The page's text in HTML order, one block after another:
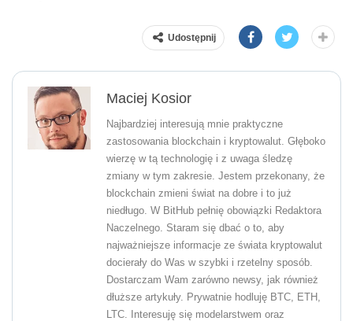
Udostępnij
Maciej Kosior
Najbardziej interesują mnie praktyczne
zastosowania blockchain i kryptowalut. Głęboko
wierzę w tą technologię i z uwaga śledzę
zmiany w tym zakresie. Jestem przekonany, że
blockchain zmieni świat na dobre i to już
niedługo. W BitHub pełnię obowiązki Redaktora
Naczelnego. Staram się dbać o to, aby
najważniejsze informacje ze świata kryptowalut
docierały do Was w szybki i rzetelny sposób.
Dostarczam Wam zarówno newsy, jak również
dłuższe artykuły. Prywatnie hodluję BTC, ETH,
LTC. Interesuję się modelarstwem oraz